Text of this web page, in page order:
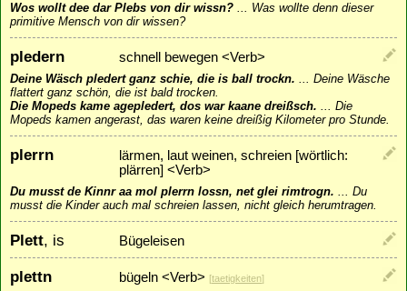
Wos wollt dee dar Plebs von dir wissn? ... Was wollte denn dieser
primitive Mensch von dir wissen?
pledern schnell bewegen <Verb>
Deine Wäsch pledert ganz schie, die is ball trockn. ... Deine Wäsche
flattert ganz schön, die ist bald trocken.
Die Mopeds kame agepledert, dos war kaane dreißsch. ... Die
Mopeds kamen angerast, das waren keine dreißig Kilometer pro Stunde.
plerrn
lärmen, laut weinen, schreien [wörtlich:
plärren] <Verb>
Du musst de Kinnr aa mol plerrn lossn, net glei rimtrogn. ... Du
musst die Kinder auch mal schreien lassen, nicht gleich herumtragen.
Plett, is Bügeleisen
plettn bügeln <Verb> [taetigkeiten]